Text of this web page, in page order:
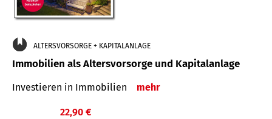
ALTERSVORSORGE + KAPITALANLAGE
Immobilien als Altersvorsorge und Kapitalanlage
Investieren in Immobilien mehr
22,90 €